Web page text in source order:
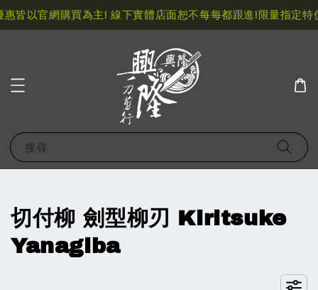
官網購買為主! 線下實體店面恕不每每都跟進!限量指定特價快
搜尋
切付柳 劍型柳刃 Kiritsuke
Yanagiba